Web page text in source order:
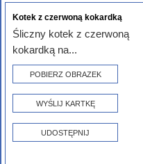
Kotek z czerwoną kokardką
Śliczny kotek z czerwoną
kokardką na...
POBIERZ OBRAZEK
WYŚLIJ KARTKĘ
UDOSTĘPNIJ